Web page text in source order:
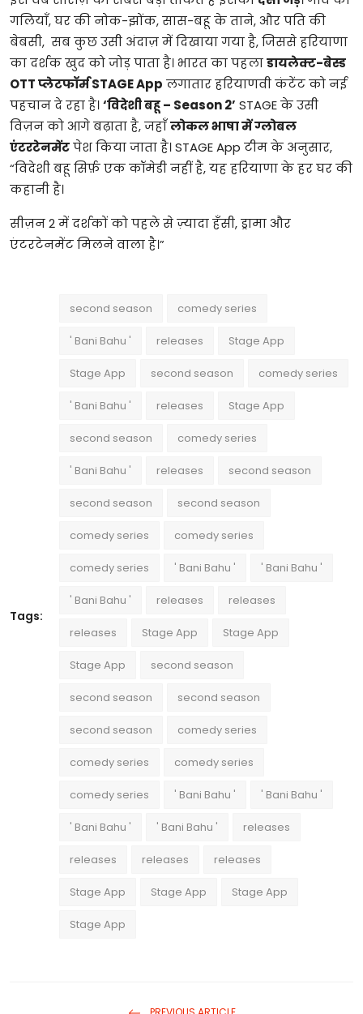
गलियाँ, घर की नोक-झोंक, सास-बहू के ताने, और पति की
बेबसी, सब कुछ उसी अंदाज़ में दिखाया गया है, जिससे हरियाणा
का दर्शक खुद को जोड़ पाता है। भारत का पहलाडायलेक्ट-बेस्ड
OTT प्लेटफॉर्म STAGE App लगातार हरियाणवी कंटेंट को नई
पहचान दे रहा है।‘विदेशी बहू – Season 2’ STAGE के उसी
विज़न को आगे बढ़ाता है, जहाँलोकल भाषा में ग्लोबल
एंटरटेनमेंटपेश किया जाता है। STAGE App टीम के अनुसार,
“विदेशी बहू सिर्फ़ एक कॉमेडी नहीं है, यह हरियाणा के हर घर की
कहानी है।
सीज़न 2 में दर्शकों को पहले से ज़्यादा हँसी, ड्रामा और
एंटरटेनमेंट मिलने वाला है।”
Tags:
second season comedy series
' Bani Bahu ' releases Stage App
Stage App second season comedy series
' Bani Bahu ' releases Stage App
second season comedy series
' Bani Bahu ' releases second season
second season second season
comedy series comedy series
comedy series ' Bani Bahu ' ' Bani Bahu '
' Bani Bahu ' releases releases
releases Stage App Stage App
Stage App second season
second season second season
second season comedy series
comedy series comedy series
comedy series ' Bani Bahu ' ' Bani Bahu '
' Bani Bahu ' ' Bani Bahu ' releases
releases releases releases
Stage App Stage App Stage App
Stage App